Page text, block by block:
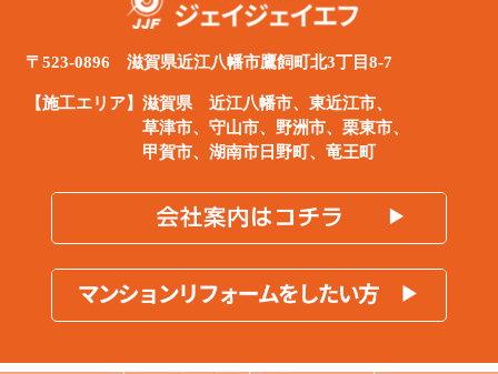
〒523-0896 滋賀県近江八幡市鷹飼町北3丁目8-7
【施工エリア】滋賀県近江八幡市、東近江市、
草津市、守山市、野洲市、栗東市、
甲賀市、湖南市日野町、竜王町